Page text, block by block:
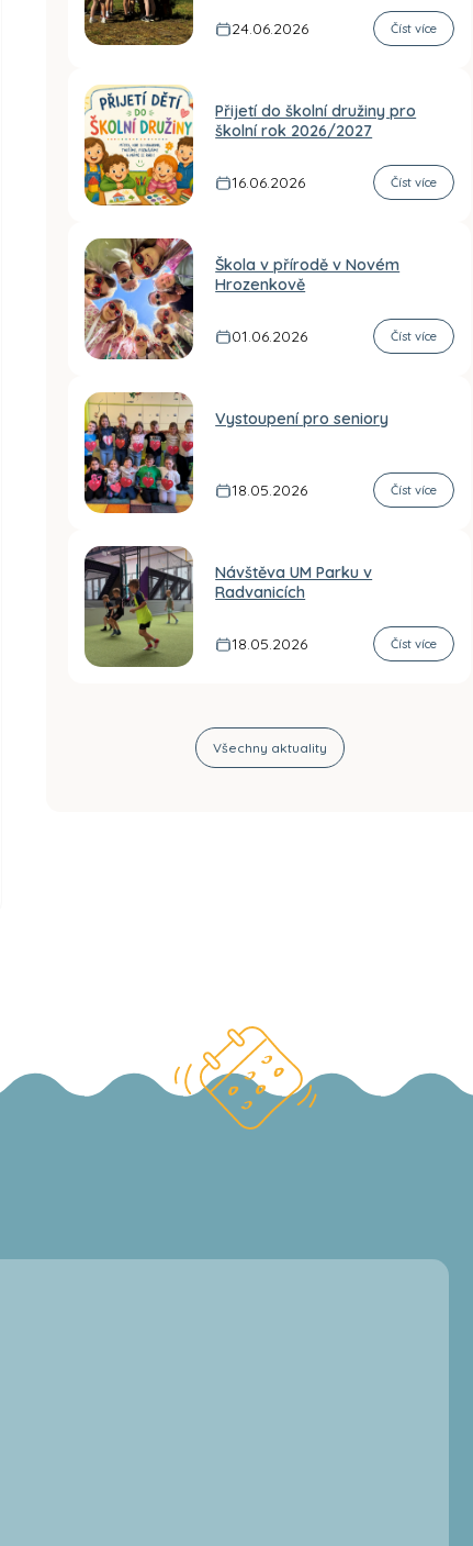
24.06.2026
Číst více
Přijetí do školní družiny pro
školní rok 2026/2027
16.06.2026 Číst více
Škola v přírodě v Novém
Hrozenkově
01.06.2026 Číst více
Vystoupení pro seniory
18.05.2026 Číst více
Návštěva UM Parku v
Radvanicích
18.05.2026 Číst více
Všechny aktuality